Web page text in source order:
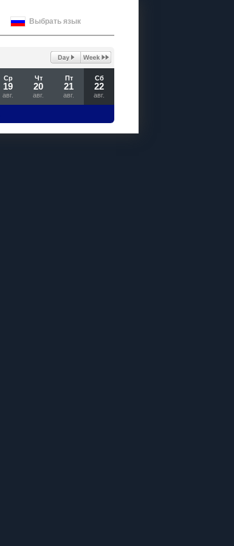
Выбрать язык
Ср
19
авг.
Чт
20
авг.
Пт
21
авг.
Сб
22
авг.